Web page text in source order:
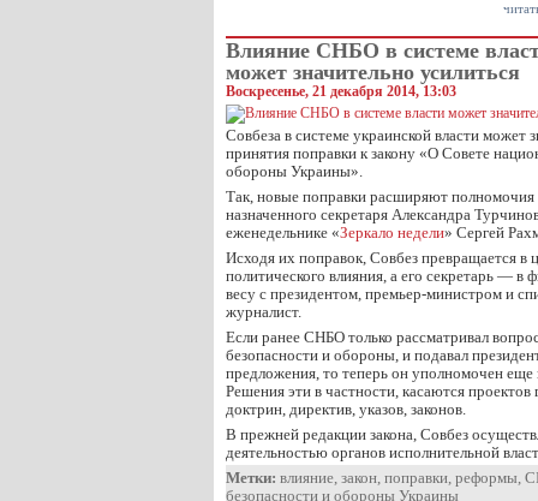
Влияние СНБО в системе
может значительно усилиться
Воскресенье, 21 декабря 2014, 13:03
Совбеза в системе украинской власти может
принятия поправки к закону «О Совете
обороны Украины».
Так, новые поправки расширяют полномочия
назначенного секретаря Александра
еженедельнике «Зеркало недели» Сергей
Исходя их поправок, Совбез превращается в
политического влияния, а его секретарь — в
весу с президентом, премьер-министром и
журналист.
Если ранее СНБО только рассматривал
безопасности и обороны, и подавал
предложения, то теперь он уполномочен
Решения эти в частности, касаются
доктрин, директив, указов, законов.
В прежней редакции закона, Совбез
деятельностью органов исполнительной
Метки: влияние, закон, поправки, реформы,
безопасности и обороны Украины